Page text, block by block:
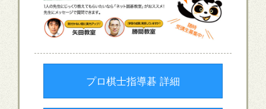
プロ棋士指導碁 詳細